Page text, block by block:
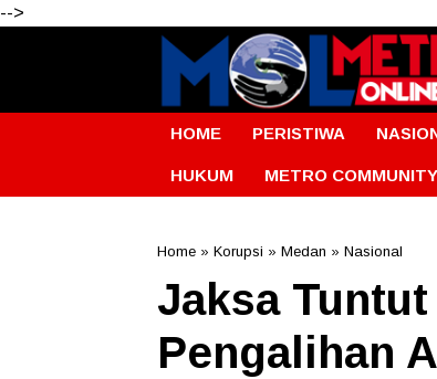
-->
HOME PERISTIWA
HUKUM METRO COMMUNITY
Home » Korupsi » Medan » Nasional
Jaksa
Pengalihan